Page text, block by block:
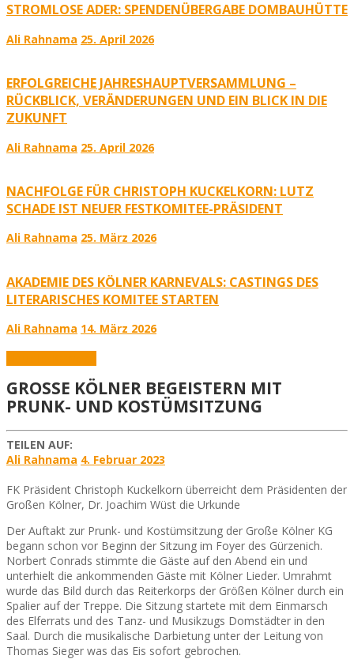
STROMLOSE ADER: SPENDENÜBERGABE DOMBAUHÜTTE
Ali Rahnama 25. April 2026
ERFOLGREICHE JAHRESHAUPTVERSAMMLUNG –
RÜCKBLICK, VERÄNDERUNGEN UND EIN BLICK IN DIE
ZUKUNFT
Ali Rahnama 25. April 2026
NACHFOLGE FÜR CHRISTOPH KUCKELKORN: LUTZ
SCHADE IST NEUER FESTKOMITEE-PRÄSIDENT
Ali Rahnama 25. März 2026
AKADEMIE DES KÖLNER KARNEVALS: CASTINGS DES
LITERARISCHES KOMITEE STARTEN
Ali Rahnama 14. März 2026
GROSSE KÖLNER BEGEISTERN MIT P
RUNK- UND KOSTÜMSITZUNG
TEILEN AUF:
Ali Rahnama 4. Februar 2023
FK Präsident Christoph Kuckelkorn überreicht dem Präsidenten der
Großen Kölner, Dr. Joachim Wüst die Urkunde
Der Auftakt zur Prunk- und Kostümsitzung der Große Kölner KG
begann schon vor Beginn der Sitzung im Foyer des Gürzenich.
Norbert Conrads stimmte die Gäste auf den Abend ein und
unterhielt die ankommenden Gäste mit Kölner Lieder. Umrahmt
wurde das Bild durch das Reiterkorps der Größen Kölner durch ein
Spalier auf der Treppe. Die Sitzung startete mit dem Einmarsch
des Elferrats und des Tanz- und Musikzugs Domstädter in den
Saal. Durch die musikalische Darbietung unter der Leitung von
Thomas Sieger was das Eis sofort gebrochen.